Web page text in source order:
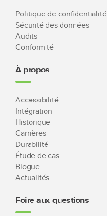
Politique de confidentialité
Sécurité des données
Audits
Conformité
À propos
Accessibilité
Intégration
Historique
Carrières
Durabilité
Étude de cas
Blogue
Actualités
Foire aux questions